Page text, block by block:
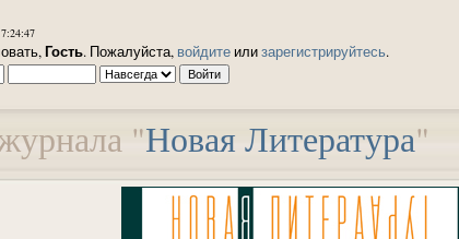
"Новая Литература"
Гость. Пожалуйста, войдите илизарегистрируйтесь.